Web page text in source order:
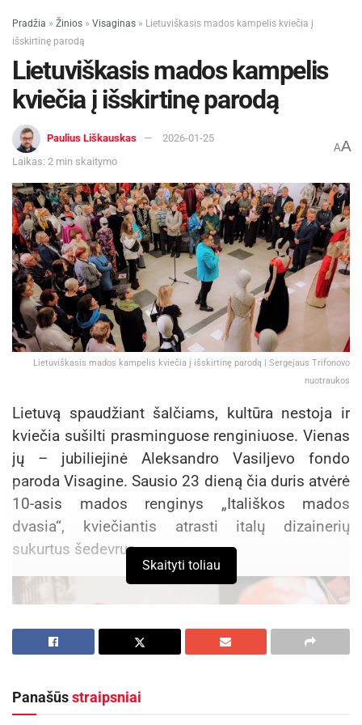
Pradžia » Žinios » Visaginas » Lietuviškasis mados kampelis kviečia į
išskirtinę parodą
Lietuviškasis mados kampelis
kviečia į išskirtinę parodą
Paulius Liškauskas
2026-01-25
Laikas: 2 min skaitymo
AA
Lietuviškasis mados kampelis kviečia į išskirtinę parodą | Sergejaus Trifonovo
nuotraukos
Lietuvą spaudžiant šalčiams, kultūra nestoja ir
kviečia sušilti prasminguose renginiuose. Vienas
jų – jubiliejinė Aleksandro Vasiljevo fondo
paroda Visagine. Sausio 23 dieną čia duris atvėrė
10-asis mados renginys „Itališkos mados
dvasia“, kviečiantis atrasti italų dizainerių
sukurtus šedevrus.
Skaityti toliau
Panašūsstraipsniai